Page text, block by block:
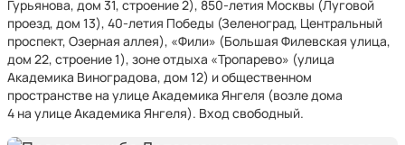
Гурьянова, дом 31, строение 2), 850-летия Москвы (Луговой
проезд, дом 13), 40-летия Победы (Зеленоград, Центральный
проспект, Озерная аллея), «Фили» (Большая Филевская улица,
дом 22, строение 1), зоне отдыха «Тропарево» (улица
Академика Виноградова, дом 12) и общественном
пространстве на улице Академика Янгеля (возле дома
4 на улице Академика Янгеля). Вход свободный.